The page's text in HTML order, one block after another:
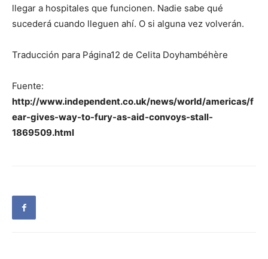
llegar a hospitales que funcionen. Nadie sabe qué
sucederá cuando lleguen ahí. O si alguna vez volverán.
Traducción para Página12 de Celita Doyhambéhère
Fuente:
http://www.independent.co.uk/news/world/americas/f
ear-gives-way-to-fury-as-aid-convoys-stall-
1869509.html